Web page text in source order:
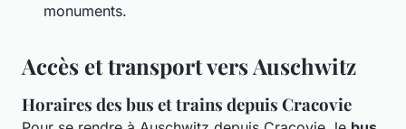
monuments.
Accès et transport vers Auschwitz
Horaires des bus et trains depuis Cracovie